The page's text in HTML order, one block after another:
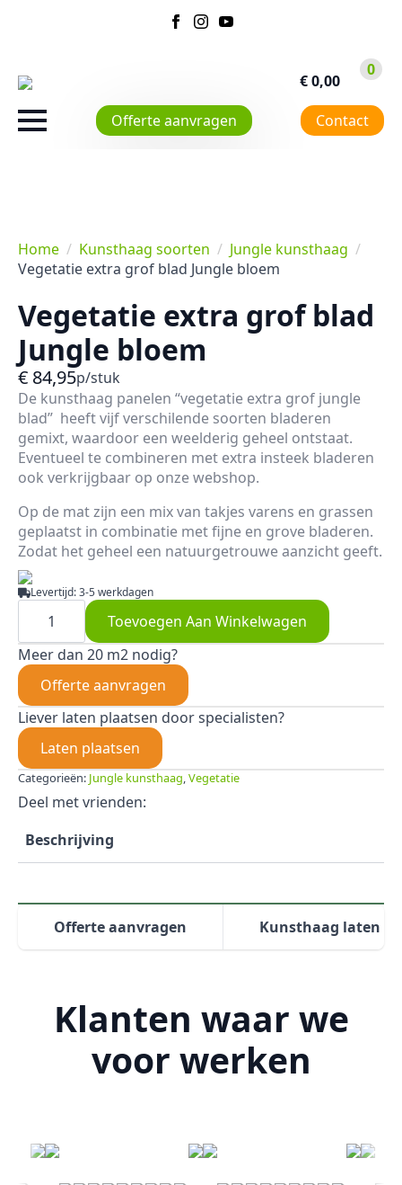
€0,00
0
Offerte aanvragen Contact
Home Kunsthaag soorten
Jungle kunsthaag
Vegetatie extra grof blad Jungle bloem
Vegetatie extra grof blad
Jungle bloem
€ 84,95p/stuk
De kunsthaag panelen “vegetatie extra grof jungle
blad” heeft vijf verschilende soorten bladeren
gemixt, waardoor een weelderig geheel ontstaat.
Eventueel te combineren met extra insteek bladeren
ook verkrijgbaar op onze webshop.
Op de mat zijn een mix van takjes varens en grassen
geplaatst in combinatie met fijne en grove bladeren.
Zodat het geheel een natuurgetrouwe aanzicht geeft.
Levertijd: 3-5 werkdagen
Vegetatie
extra
blad
Jungle
bloem
aantal
Toevoegen Aan Winkelwagen
Meer dan 20 m2 nodig?
Offerte aanvragen
Liever laten plaatsen door specialisten?
Laten plaatsen
Categorieën: Jungle kunsthaag,Vegetatie
Deel met vrienden:
Beschrijving
Offerte aanvragen Kunsthaag laten
Klanten waar we
voor werken